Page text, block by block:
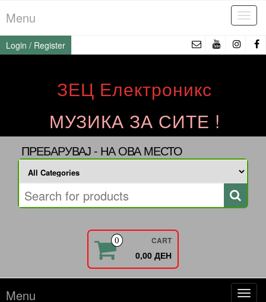
to
the
content
Menu
Login / Register
ЗЕЦ Електроникс
МУЗИКА ЗА СИТЕ !
ПРЕБАРУВАЈ - НА ОВА МЕСТО
0 CART
0,00 ДЕН
Menu